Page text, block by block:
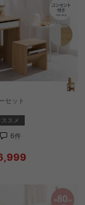
セット
ススメ
6件